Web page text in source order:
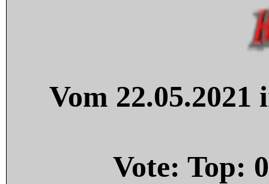
Vom
Vote: Top: 0